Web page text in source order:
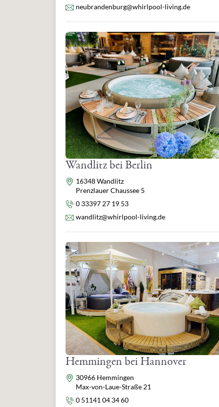
E-Mail
neubrandenburg@whirlpool-living.de
Wandlitz bei Berlin
Adresse
16348 Wandlitz
Prenzlauer Chaussee 5
Telefon
0 33397 27 19 53
E-Mail
wandlitz@whirlpool-living.de
Hemmingen bei Hannover
Adresse
30966 Hemmingen
Max-von-Laue-Straße 21
Telefon
0 51141 04 34 60